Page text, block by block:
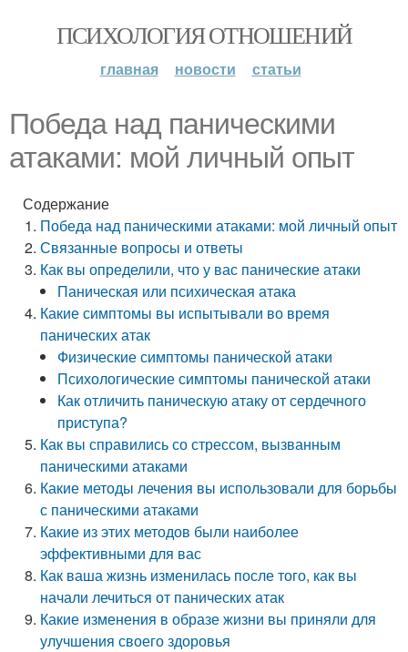
ПСИХОЛОГИЯ ОТНОШЕНИЙ
главная новости статьи
Победа над паническими
атаками: мой личный опыт
Содержание
Победа над паническими атаками: мой личный опыт
Связанные вопросы и ответы
Как вы определили, что у вас панические атаки
Паническая или психическая атака
Какие симптомы вы испытывали во время
панических атак
Физические симптомы панической атаки
Психологические симптомы панической атаки
Как отличить паническую атаку от сердечного
приступа?
Как вы справились со стрессом, вызванным
паническими атаками
Какие методы лечения вы использовали для борьбы
с паническими атаками
Какие из этих методов были наиболее
эффективными для вас
Как ваша жизнь изменилась после того, как вы
начали лечиться от панических атак
Какие изменения в образе жизни вы приняли для
улучшения своего здоровья